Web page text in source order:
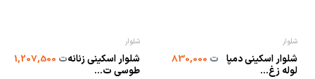
شلوار
شلوار اسکینی دمپا
لوله زغ...
ت830,000
شلوار
شلوار اسکینی زنانه
طوسی ت...
ت1,207,500